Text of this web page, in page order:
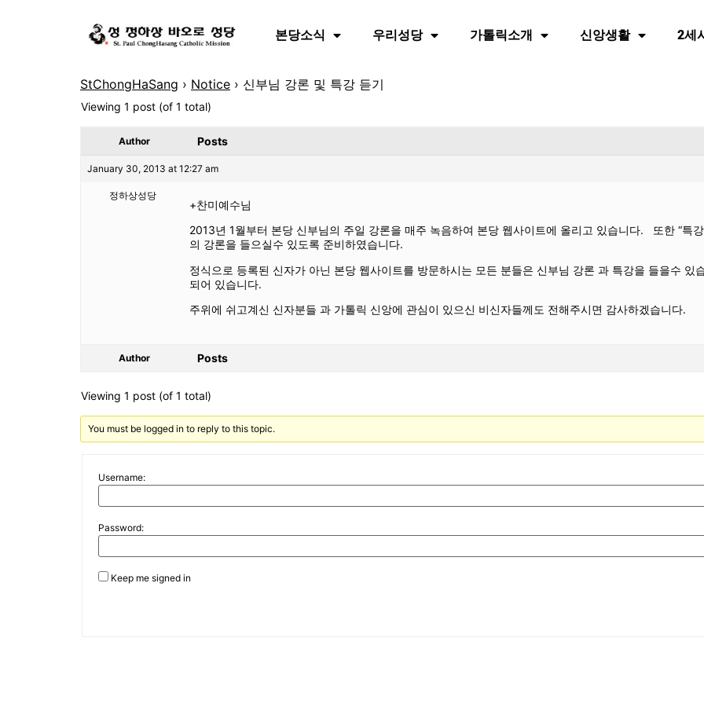
본당소식 우리성당 가톨릭소개 신앙생활 2세
StChongHaSang › Notice › 신부님 강론 및 특강 듣기
Viewing 1 post (of 1 total)
Author Posts
January 30, 2013 at 12:27 am
정하상성당
+찬미예수님
2013년 1월부터 본당 신부님의 주일 강론을 매주 녹음하여 본당 웹사이트에 올리고 있습니다. 또한 “특
의 강론을 들으실수 있도록 준비하였습니다.
정식으로 등록된 신자가 아닌 본당 웹사이트를 방문하시는 모든 분들은 신부님 강론 과 특강을 들을수 있
되어 있습니다.
주위에 쉬고계신 신자분들 과 가톨릭 신앙에 관심이 있으신 비신자들께도 전해주시면 감사하겠습니다.
Author Posts
Viewing 1 post (of 1 total)
You must be logged in to reply to this topic.
Username:
Password:
Keep me signed in